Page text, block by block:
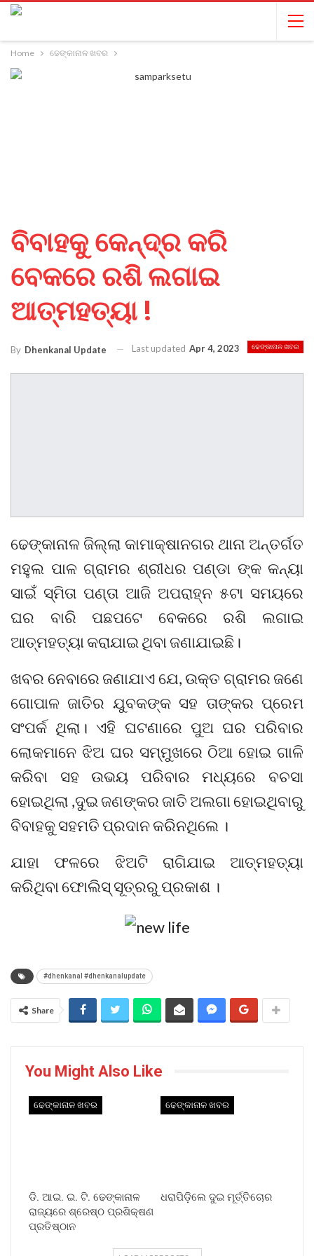
Home ଢେଙ୍କାନାଳ ଖବର
ବିବାହକୁ କେନ୍ଦ୍ର କରି
ବେକରେ ରଶି ଲଗାଇ
ଆତ୍ମହତ୍ୟା !
ଢେଙ୍କାନାଳ ଖବର
By Dhenkanal Update Last updated Apr 4, 2023
ଢେଙ୍କାନାଳ ଜିଲ୍ଲା କାମାକ୍ଷାନଗର ଥାନା ଅନ୍ତର୍ଗତ
ମହୁଲ ପାଳ ଗ୍ରାମର ଶ୍ରୀଧର ପଣ୍ଡା ଙ୍କ କନ୍ୟା
ସାଇଁ ସ୍ମିତା ପଣ୍ତା ଆଜି ଅପରାହ୍ନ ୫ଟା ସମୟରେ
ଘର ବାରି ପଛପଟେ ବେକରେ ରଶି ଲଗାଇ
ଆତ୍ମହତ୍ୟା କରାଯାଇ ଥିବା ଜଣାଯାଇଛି।
ଖବର ନେବାରେ ଜଣାଯାଏ ଯେ, ଉକ୍ତ ଗ୍ରାମର ଜଣେ
ଗୋପାଳ ଜାତିର ଯୁବକଙ୍କ ସହ ତାଙ୍କର ପ୍ରେମ
ସଂପର୍କ ଥିଲା। ଏହି ଘଟଣାରେ ପୁଅ ଘର ପରିବାର
ଲୋକମାନେ ଝିଅ ଘର ସମ୍ମୁଖରେ ଠିଆ ହୋଇ ଗାଳି
କରିବା ସହ ଉଭୟ ପରିବାର ମଧ୍ୟରେ ବଚସା
ହୋଇଥିଲା ,ଦୁଇ ଜଣଙ୍କର ଜାତି ଅଲଗା ହୋଇଥିବାରୁ
ବିବାହକୁ ସହମତି ପ୍ରଦାନ କରିନଥିଲେ ।
ଯାହା ଫଳରେ ଝିଅଟି ରାଗିଯାଇ ଆତ୍ମହତ୍ୟା
କରିଥିବା ଫୋଲିସ୍‌ ସୂତ୍ରରୁ ପ୍ରକାଶ ।
#dhenkanal #dhenkanalupdate
Share
You Might Also Like
ଢେଙ୍କାନାଳ ଖବର
ଡି. ଆଇ. ଇ. ଟି. ଢେଙ୍କାନାଳ
ରାଜ୍ୟରେ ଶ୍ରେଷ୍ଠ ପ୍ରଶିକ୍ଷଣ
ପ୍ରତିଷ୍ଠାନ
ଢେଙ୍କାନାଳ ଖବର
ଧରାପିଡ଼ିଲେ ଦୁଇ ମୂର୍ତ୍ତିଚୋର